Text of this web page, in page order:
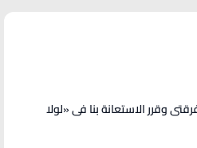
وقرر الاستعانة بنا فى «لولا